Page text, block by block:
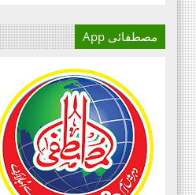
مصطفائی App
اور کسی بھی کاز
نتائج کے لئے اس
انکار نہیں کیا
علی عمران
آباد ڈویژن ۔